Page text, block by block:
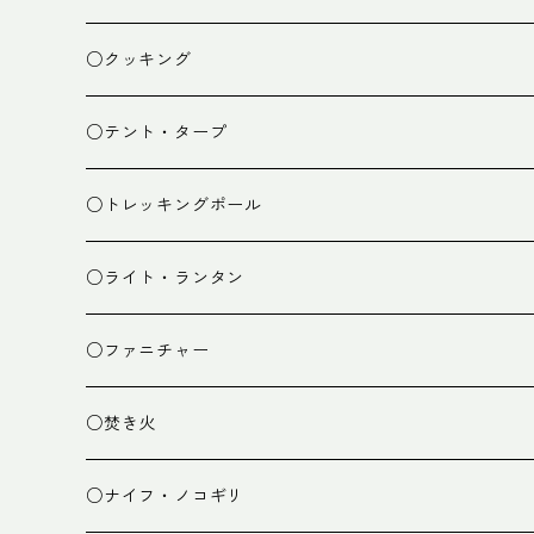
ザック
スタッフバッグ
ザック小物
○クッキング
クッカー
バーナー
カトラリー
クッキング小物
○テント・タープ
テント
タープ
ペグ・ハンマー・小物
○トレッキングポール
○ライト・ランタン
ライト
ランタン
○ファニチャー
テーブル
チェア
○焚き火
焚き火台
○ナイフ・ノコギリ